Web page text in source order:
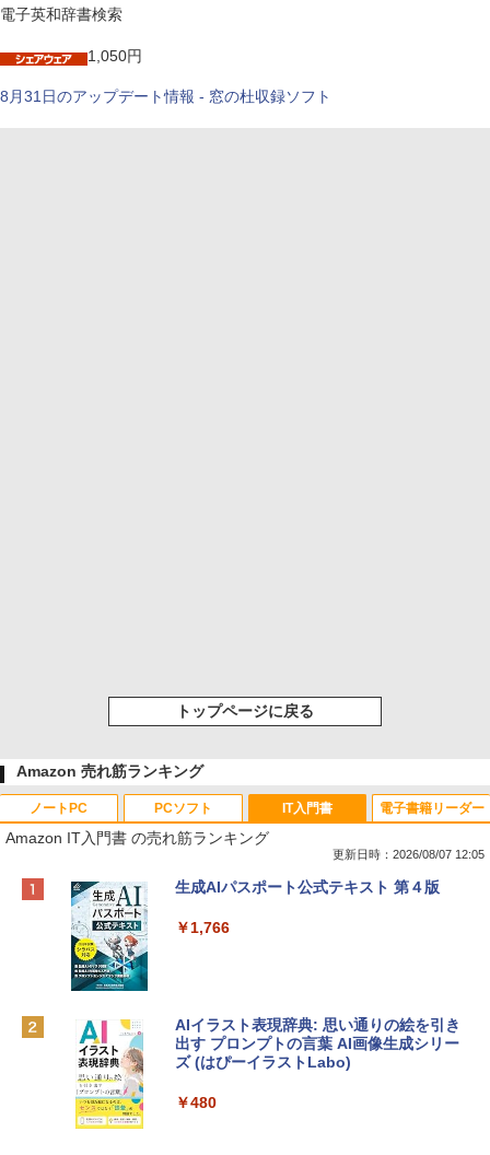
電子英和辞書検索
1,050円
8月31日のアップデート情報 - 窓の杜収録ソフト
トップページに戻る
Amazon 売れ筋ランキング
ノートPC
Apple 2026 MacBook Neo A18 Proチッ
e Intelligence、Liquid Retinaディスプ
￥162,598
tomtoc 360°保護 15.6 16インチ パソコ
PCソフト
Robloxギフトカード - 800 Robux 【限
インゲームコード】 ロブロックス | オン
Microsoft Office Home & Business 202
4(最新 永続版)|オンラインコード版|Wind
IT入門書
Amazon IT入門書 の売れ筋ランキング
更新日時：2026/08/07 12:05
生成AIパスポート公式テキスト 第４版
￥1,766
AIイラスト表現辞典: 思い通りの絵を引き
出す プロンプトの言葉 AI画像生成シリー
ズ (はぴーイラストLabo)
￥480
電子書籍リーダー